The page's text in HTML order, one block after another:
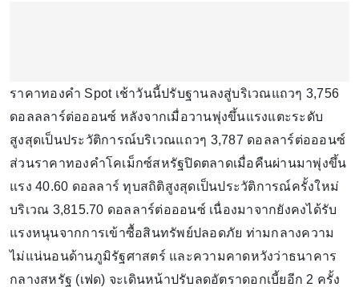
ราคาทองคำ Spot เช้าวันนี้ปรับฐานลงสู่บริเวณแถวๆ 3,756
ดอลลลาร์ต่อออนซ์ หลังจากเมื่อวานพุ่งขึ้นแรงแตะระดับ
สูงสุดเป็นประวัติการณ์บริเวณแถวๆ 3,787 ดอลลาร์ต่อออนซ์
ส่วนราคาทองคำโคเม็กซ์สหรัฐปิดตลาดเมื่อคืนผ่านมาพุ่งขึ้น
แรง 40.60 ดอลลาร์ ทุบสถิติสูงสุดเป็นประวัติการณ์ครั้งใหม่
บริเวณ 3,815.70 ดอลลาร์ต่อออนซ์ เนื่องมาจากยังคงได้รับ
แรงหนุนจากการเข้าซื้อสินทรัพย์ปลอดภัย ท่ามกลางความ
ไม่แน่นอนด้านภูมิรัฐศาสตร์ และความคาดหวังว่าธนาคาร
กลางสหรัฐ (เฟด) จะเดินหน้าปรับลดอัตราดอกเบี้ยอีก 2 ครั้ง